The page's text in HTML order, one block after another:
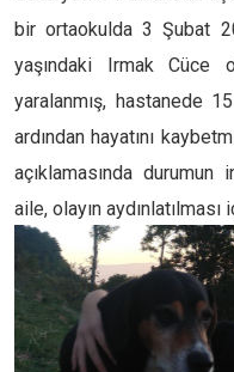
bir ortaokulda 3 Şubat
yaşındaki Irmak Cüce
yaralanmış, hastanede
ardından hayatını
açıklamasında
aile, olayın